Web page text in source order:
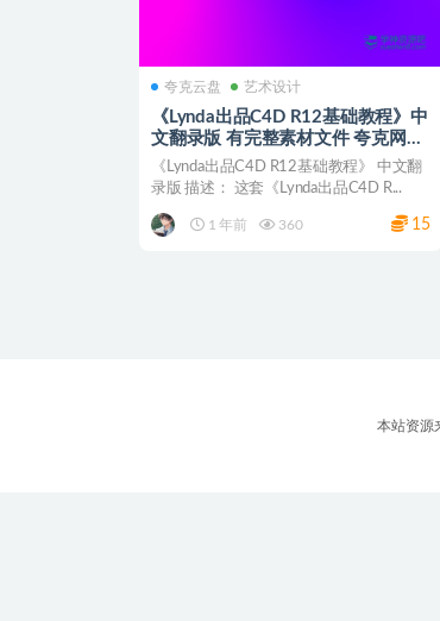
夸克云盘 艺术设计
《Lynda出品C4D R12基础教程》中
文翻录版 有完整素材文件 夸克网盘
下载
《Lynda出品C4D R12基础教程》 中文翻
录版 描述： 这套《Lynda出品C4D R...
1 年前 360 15
本站资源